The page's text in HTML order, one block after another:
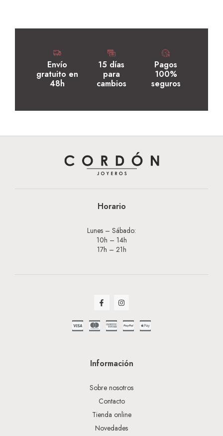
Envío
gratuito en
48h
15 días
para
cambios
Pagos
100%
seguros
Horario
Lunes – Sábado:
10h – 14h
17h – 21h
Información
Sobre nosotros
Contacto
Tienda online
Novedades